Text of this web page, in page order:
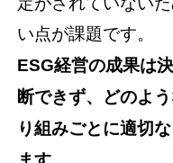
い点が課題です。
ESG経営の成果は
断できず、どのよ
り組みごとに適切